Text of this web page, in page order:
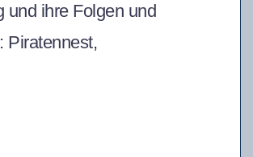
ihre Folgen und
Piratennest,